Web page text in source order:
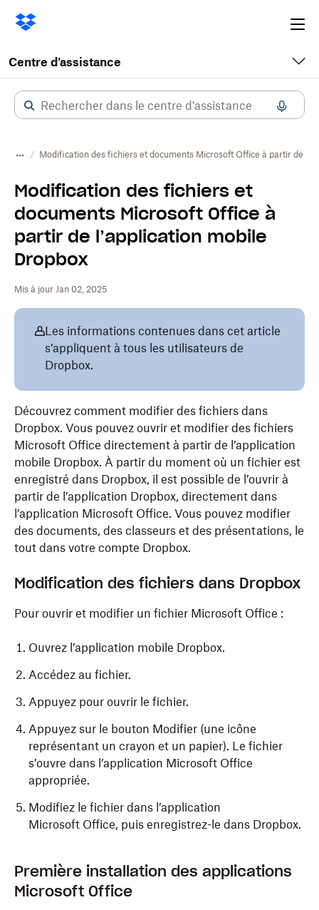
Centre d'assistance
Modification des fichiers et documents Microsoft Office à partir de
Modification des fichiers et
documents Microsoft Office à
partir de l’application mobile
Dropbox
Mis à jour Jan 02, 2025
Les informations contenues dans cet article
s’appliquent à tous les utilisateurs de
Dropbox.
Découvrez comment modifier des fichiers dans
Dropbox. Vous pouvez ouvrir et modifier des fichiers
Microsoft Office directement à partir de l’application
mobile Dropbox. À partir du moment où un fichier est
enregistré dans Dropbox, il est possible de l’ouvrir à
partir de l’application Dropbox, directement dans
l’application Microsoft Office. Vous pouvez modifier
des documents, des classeurs et des présentations, le
tout dans votre compte Dropbox.
Modification des fichiers dans Dropbox
Pour ouvrir et modifier un fichier Microsoft Office :
Ouvrez l’application mobile Dropbox.
Accédez au fichier.
Appuyez pour ouvrir le fichier.
Appuyez sur le bouton Modifier (une icône
représentant un crayon et un papier). Le fichier
s’ouvre dans l’application Microsoft Office
appropriée.
Modifiez le fichier dans l’application
Microsoft Office, puis enregistrez-le dans Dropbox.
Première installation des applications
Microsoft Office